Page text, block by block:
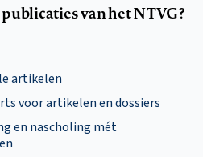
van het NTVG?
artikelen
voor artikelen en dossiers
en nascholing mét